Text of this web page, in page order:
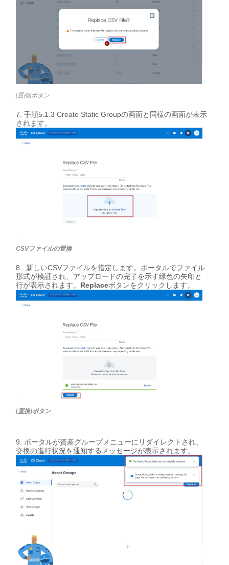
[置換]ボタン
手順5.1.3 Create Static Groupの画面と同様の画面が表示
されます。
CSVファイルの置換
新しいCSVファイルを指定します。ポータルでファイル
形式が検証され、アップロードの完了を示す緑色の矢印と
行が表示されます。 Replaceボタンをクリックします。
[置換]ボタン
ポータルが資産グループメニューにリダイレクトされ、
交換の進行状況を通知するメッセージが表示されます。